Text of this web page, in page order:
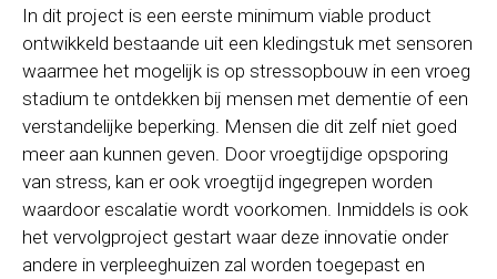
In dit project is een eerste minimum viable product
ontwikkeld bestaande uit een kledingstuk met sensoren
waarmee het mogelijk is op stressopbouw in een vroeg
stadium te ontdekken bij mensen met dementie of een
verstandelijke beperking. Mensen die dit zelf niet goed
meer aan kunnen geven. Door vroegtijdige opsporing
van stress, kan er ook vroegtijd ingegrepen worden
waardoor escalatie wordt voorkomen. Inmiddels is ook
het vervolgproject gestart waar deze innovatie onder
andere in verpleeghuizen zal worden toegepast en